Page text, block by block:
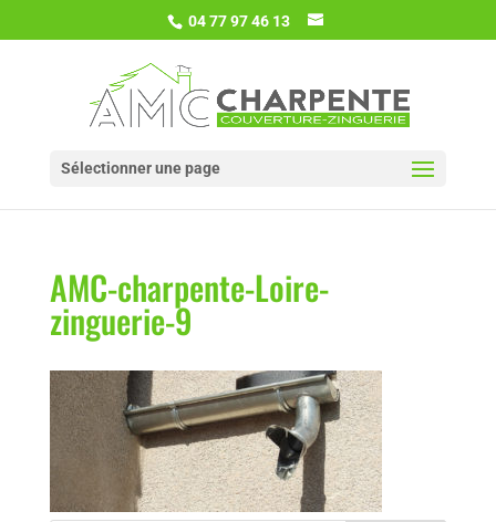
04 77 97 46 13
Sélectionner une page
AMC-charpente-Loire-
zinguerie-9